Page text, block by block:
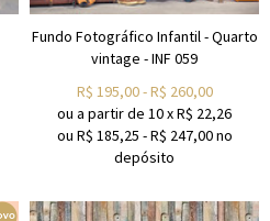
Fundo Fotográfico Infantil - Quarto
vintage - INF 059
R$ 195,00-R$ 260,00
ou a partir de 10xR$ 22,26
ou R$ 185,25 -R$ 247,00no
depósito